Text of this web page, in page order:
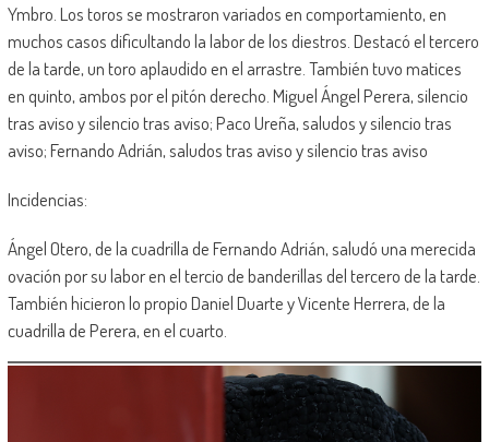
Ymbro. Los toros se mostraron variados en comportamiento, en
muchos casos dificultando la labor de los diestros. Destacó el tercero
de la tarde, un toro aplaudido en el arrastre. También tuvo matices
en quinto, ambos por el pitón derecho. Miguel Ángel Perera, silencio
tras aviso y silencio tras aviso; Paco Ureña, saludos y silencio tras
aviso; Fernando Adrián, saludos tras aviso y silencio tras aviso
Incidencias:
Ángel Otero, de la cuadrilla de Fernando Adrián, saludó una merecida
ovación por su labor en el tercio de banderillas del tercero de la tarde.
También hicieron lo propio Daniel Duarte y Vicente Herrera, de la
cuadrilla de Perera, en el cuarto.